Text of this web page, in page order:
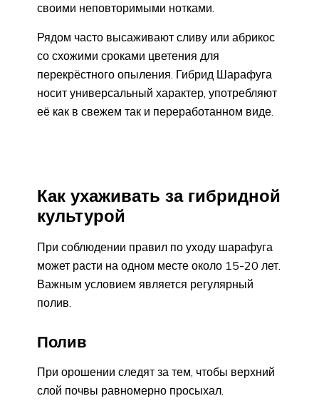
своими неповторимыми нотками.
Рядом часто высаживают сливу или абрикос
со схожими сроками цветения для
перекрёстного опыления. Гибрид Шарафуга
носит универсальный характер, употребляют
её как в свежем так и переработанном виде.
Как ухаживать за гибридной
культурой
При соблюдении правил по уходу шарафуга
может расти на одном месте около 15-20 лет.
Важным условием является регулярный
полив.
Полив
При орошении следят за тем, чтобы верхний
слой почвы равномерно просыхал.